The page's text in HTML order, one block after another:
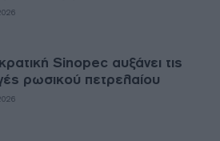
Sinopec αυξάνει τις
ρωσικού πετρελαίου